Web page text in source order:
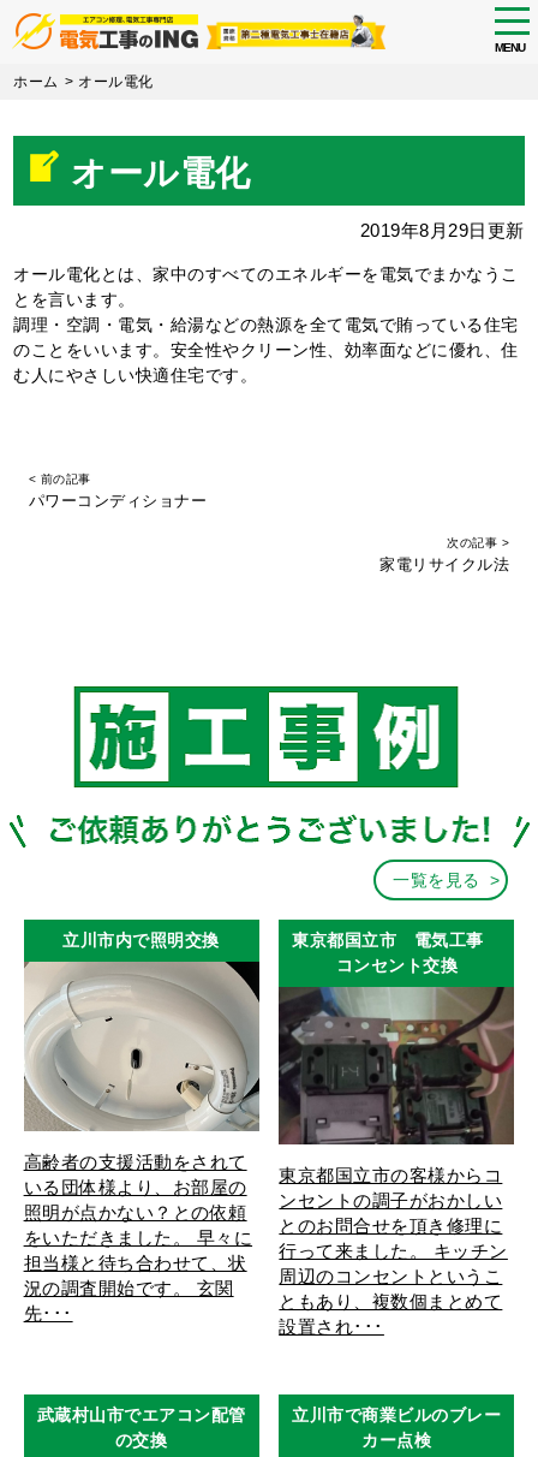
Skip
content
MENU
ホーム > オール電化
オール電化
2019年8月29日更新
オール電化とは、家中のすべてのエネルギーを電気でまかなうこ
とを言います。
調理・空調・電気・給湯などの熱源を全て電気で賄っている住宅
のことをいいます。安全性やクリーン性、効率面などに優れ、住
む人にやさしい快適住宅です。
< 前の記事
パワーコンディショナー
次の記事 >
家電リサイクル法
一覧を見る
立川市内で照明交換
高齢者の支援活動をされて
いる団体様より、お部屋の
照明が点かない？との依頼
をいただきました。 早々に
担当様と待ち合わせて、状
況の調査開始です。 玄関
先･･･
東京都国立市 電気工事
コンセント交換
東京都国立市の客様からコ
ンセントの調子がおかしい
とのお問合せを頂き修理に
行って来ました。 キッチン
周辺のコンセントというこ
ともあり、複数個まとめて
設置され･･･
武蔵村山市でエアコン配管
の交換
立川市で商業ビルのブレー
カー点検